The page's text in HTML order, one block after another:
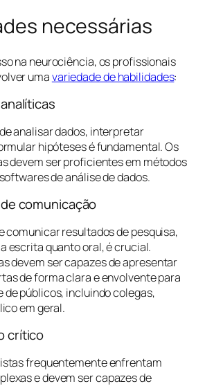
necessárias
na neurociência, os profissionais
umavariedade de habilidades:
analisar dados, interpretar
hipóteses é fundamental. Os
devem ser proficientes em métodos
de análise de dados.
comunicação
comunicar resultados de pesquisa,
escrita quanto oral, é crucial.
devem ser capazes de apresentar
de forma clara e envolvente para
de públicos, incluindo colegas,
em geral.
crítico
frequentemente enfrentam
e devem ser capazes de